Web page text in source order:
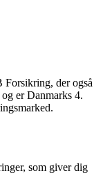
der også
er Danmarks 4.
som giver dig